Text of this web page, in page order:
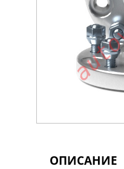
ОПИСАНИЕ